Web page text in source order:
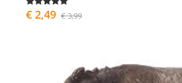
€ 2,49 € 3,99